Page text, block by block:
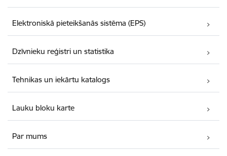
Elektroniskā pieteikšanās sistēma (EPS)
Dzīvnieku reģistri un statistika
Tehnikas un iekārtu katalogs
Lauku bloku karte
Par mums